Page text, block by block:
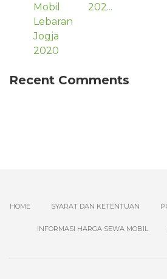
202...
Recent Comments
HOME SYARAT DAN KETENTUAN
INFORMASI HARGA SEWA MOBIL